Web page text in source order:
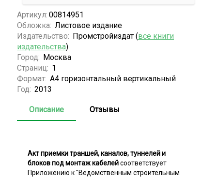
Артикул: 00814951
Обложка: Листовое издание
Издательство: Промстройиздат (все книги
издательства)
Город: Москва
Страниц: 1
Формат: А4 горизонтальный вертикальный
Год: 2013
Описание Отзывы
Акт приемки траншей, каналов, туннелей и
блоков под монтаж кабелейсоответствует
Приложению к "Ведомственным строительным